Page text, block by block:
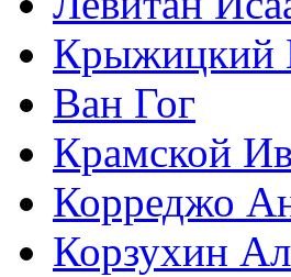
Крыжицкий
Ван Гог
Крамской
Корреджо
Корзухин